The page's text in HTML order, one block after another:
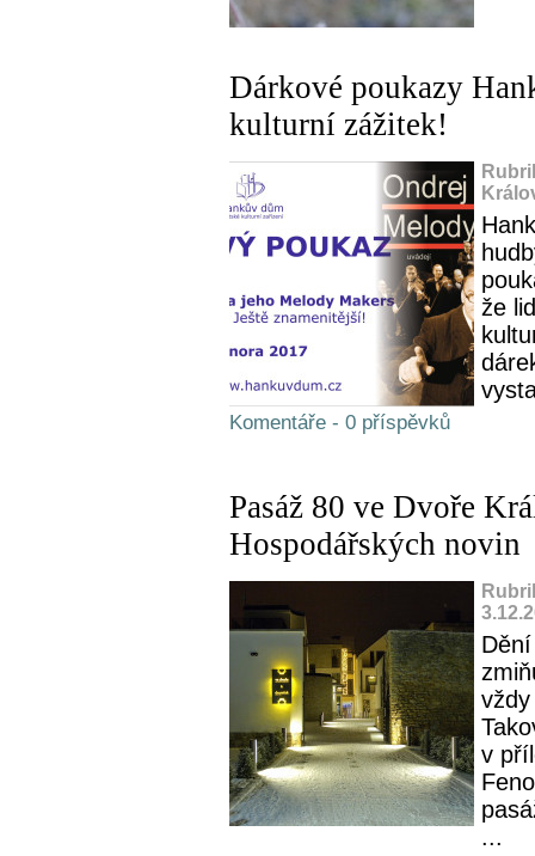
Dárkové poukazy
kulturní zážitek!
že
Komentáře - 0 příspěvků
Pasáž 80 ve Dvoře
Hospodářských novin
v
...